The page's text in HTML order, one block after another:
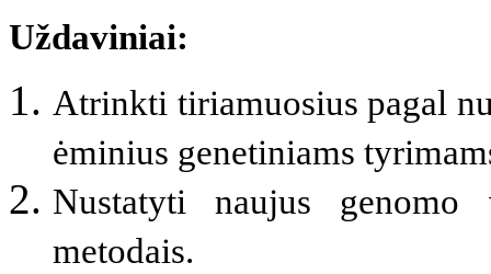
Uždaviniai:
Atrinkti tiriamuosius pagal
ėminius genetiniams
Nustatyti naujus genomo
metodais.